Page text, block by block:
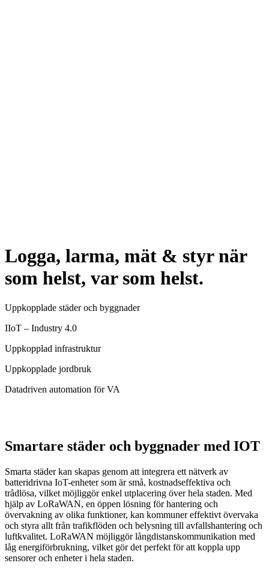
Logga, larma, mät & styr när
som helst, var som helst.
Uppkopplade städer och byggnader
IIoT – Industry 4.0
Uppkopplad infrastruktur
Uppkopplade jordbruk
Datadriven automation för VA
Smartare städer och byggnader med IOT
Smarta städer kan skapas genom att integrera ett nätverk av
batteridrivna IoT-enheter som är små, kostnadseffektiva och
trådlösa, vilket möjliggör enkel utplacering över hela staden. Med
hjälp av LoRaWAN, en öppen lösning för hantering och
övervakning av olika funktioner, kan kommuner effektivt övervaka
och styra allt från trafikflöden och belysning till avfallshantering och
luftkvalitet. LoRaWAN möjliggör långdistanskommunikation med
låg energiförbrukning, vilket gör det perfekt för att koppla upp
sensorer och enheter i hela staden.